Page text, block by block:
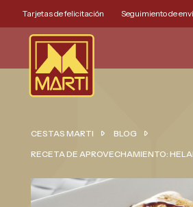
Tarjetas de felicitación Seguimiento de
CESTAS MARTI
BLOG
RECETA DE APROVECHAMIENTO: